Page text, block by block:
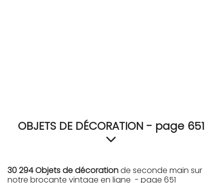
OBJETS DE DÉCORATION - page 651
30 294 Objets de décorationde seconde main sur
notre brocante vintage en ligne - page 651